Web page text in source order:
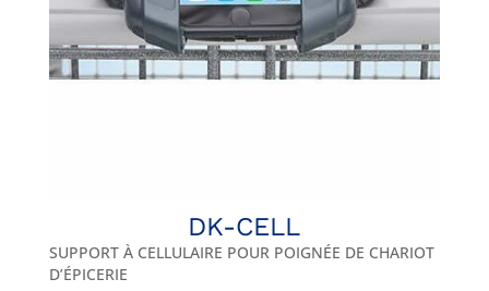
DK-CELL
SUPPORT À CELLULAIRE POUR POIGNÉE DE CHARIOT
D’ÉPICERIE